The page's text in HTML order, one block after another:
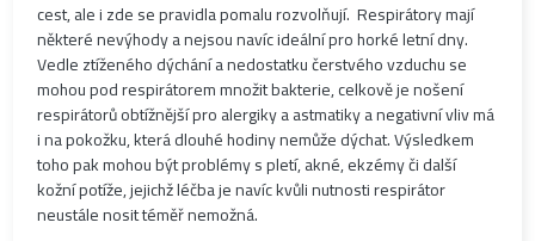
cest, ale i zde se pravidla pomalu rozvolňují. Respirátory mají
některé nevýhody a nejsou navíc ideální pro horké letní dny.
Vedle ztíženého dýchání a nedostatku čerstvého vzduchu se
mohou pod respirátorem množit bakterie, celkově je nošení
respirátorů obtížnější pro alergiky a astmatiky a negativní vliv má
i na pokožku, která dlouhé hodiny nemůže dýchat. Výsledkem
toho pak mohou být problémy s pletí, akné, ekzémy či další
kožní potíže, jejichž léčba je navíc kvůli nutnosti respirátor
neustále nosit téměř nemožná.